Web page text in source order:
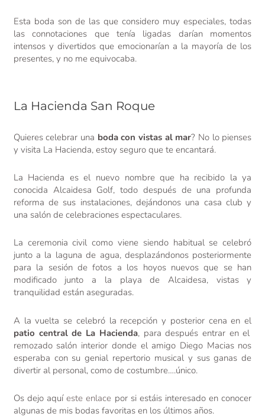
Esta boda son de las que considero muy especiales, todas
las connotaciones que tenía ligadas darían momentos
intensos y divertidos que emocionarían a la mayoría de los
presentes, y no me equivocaba.
La Hacienda San Roque
Quieres celebrar una boda con vistas al mar? No lo pienses
y visita La Hacienda, estoy seguro que te encantará.
La Hacienda es el nuevo nombre que ha recibido la ya
conocida Alcaidesa Golf, todo después de una profunda
reforma de sus instalaciones, dejándonos una casa club y
una salón de celebraciones espectaculares.
La ceremonia civil como viene siendo habitual se celebró
junto a la laguna de agua, desplazándonos posteriormente
para la sesión de fotos a los hoyos nuevos que se han
modificado junto a la playa de Alcaidesa, vistas y
tranquilidad están aseguradas.
A la vuelta se celebró la recepción y posterior cena en el
patio central de La Hacienda, para después entrar en el
remozado salón interior donde el amigo Diego Macias nos
esperaba con su genial repertorio musical y sus ganas de
divertir al personal, como de costumbre….único.
Os dejo aquíeste enlace por si estáis interesado en conocer
algunas de mis bodas favoritas en los últimos años.